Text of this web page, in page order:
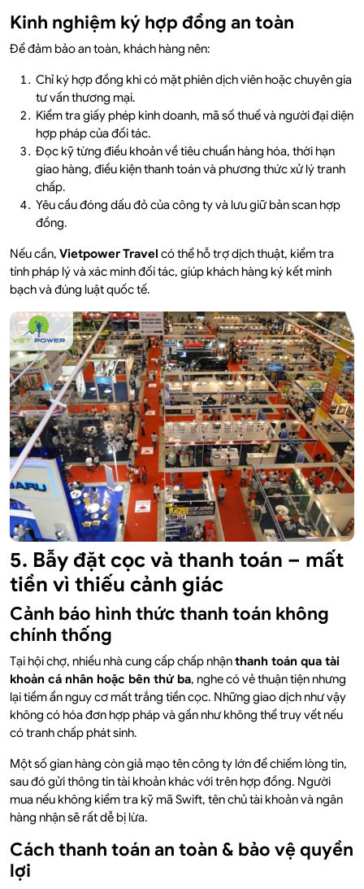
Kinh nghiệm ký hợp đồng an toàn
Để đảm bảo an toàn, khách hàng nên:
Chỉ ký hợp đồng khi có mặt phiên dịch viên hoặc chuyên gia
tư vấn thương mại.
Kiểm tra giấy phép kinh doanh, mã số thuế và người đại diện
hợp pháp của đối tác.
Đọc kỹ từng điều khoản về tiêu chuẩn hàng hóa, thời hạn
giao hàng, điều kiện thanh toán và phương thức xử lý tranh
chấp.
Yêu cầu đóng dấu đỏ của công ty và lưu giữ bản scan hợp
đồng.
Nếu cần, Vietpower Travel có thể hỗ trợ dịch thuật, kiểm tra
tính pháp lý và xác minh đối tác, giúp khách hàng ký kết minh
bạch và đúng luật quốc tế.
5. Bẫy đặt cọc và thanh toán – mất
tiền vì thiếu cảnh giác
Cảnh báo hình thức thanh toán không
chính thống
Tại hội chợ, nhiều nhà cung cấp chấp nhậnthanh toán qua tài
khoản cá nhân hoặc bên thứ ba, nghe có vẻ thuận tiện nhưng
lại tiềm ẩn nguy cơ mất trắng tiền cọc. Những giao dịch như vậy
không có hóa đơn hợp pháp và gần như không thể truy vết nếu
có tranh chấp phát sinh.
Một số gian hàng còn giả mạo tên công ty lớn để chiếm lòng tin,
sau đó gửi thông tin tài khoản khác với trên hợp đồng. Người
mua nếu không kiểm tra kỹ mã Swift, tên chủ tài khoản và ngân
hàng nhận sẽ rất dễ bị lừa.
Cách thanh toán an toàn & bảo vệ quyền
lợi